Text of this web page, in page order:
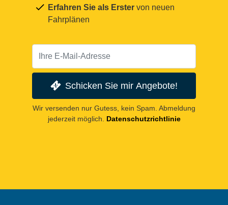
Erfahren Sie als Erster von neuen
Fahrplänen
Schicken Sie mir Angebote!
Wir versenden nur Gutess, kein Spam. Abmeldung
jederzeit möglich.
Datenschutzrichtlinie